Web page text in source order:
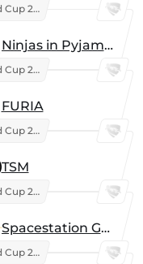
Esports World Cup 2026
Ninjas in Pyjamas
Esports World Cup 2026
FURIA
Esports World Cup 2026
TSM
Esports World Cup 2026
Spacestation Gaming
Esports World Cup 2026